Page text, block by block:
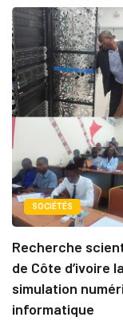
SOCIÉTÉS
Recherche
de Côte d’ivoire
simulation
informatique